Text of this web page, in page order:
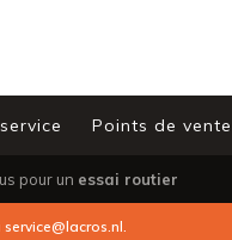
Points de vente
pour un essai routier
service@lacros.nl.